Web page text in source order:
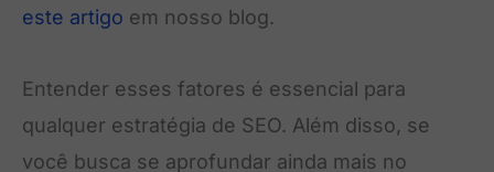
este artigo em nosso blog.
Entender esses fatores é essencial para
qualquer estratégia de SEO. Além disso, se
você busca se aprofundar ainda mais no